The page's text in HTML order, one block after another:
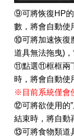
⑨可將恢復HP的
數，將會自動使
⑩可將加速恢復
道具無法拖曳)，
⑪點選⑪框框兩
時，將會自動使
※目前系統僅會
⑫可將欲使用的”
結束時，將自動
⑬可將食物類道